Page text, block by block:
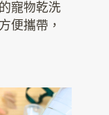
寵物乾洗
便攜帶，